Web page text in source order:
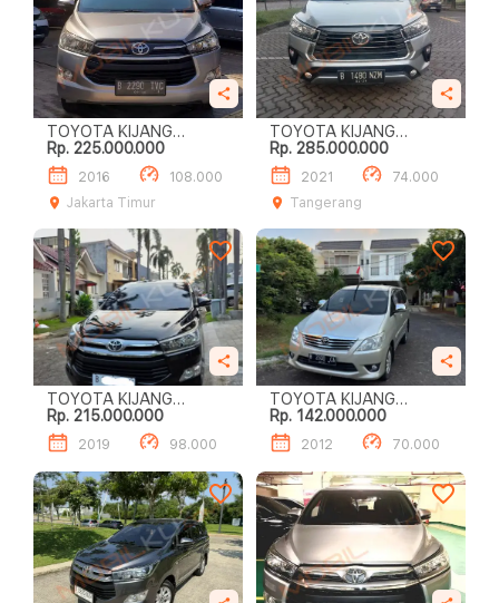
TOYOTA KIJANG
INNOVA 2.0L G A/T
Rp. 225.000.000
2016
108.000
Jakarta Timur
TOYOTA KIJANG
INNOVA 2.0L G A/T
Rp. 285.000.000
2021
74.000
Tangerang
TOYOTA KIJANG
INNOVA 2.0L G A/T
Rp. 215.000.000
2019 98.000
TOYOTA KIJANG
INNOVA 2.0L G A/T
Rp. 142.000.000
2012 70.000